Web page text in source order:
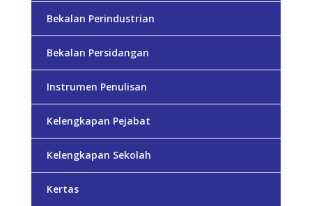
Bekalan Perindustrian
Bekalan Persidangan
Instrumen Penulisan
Kelengkapan Pejabat
Kelengkapan Sekolah
Kertas